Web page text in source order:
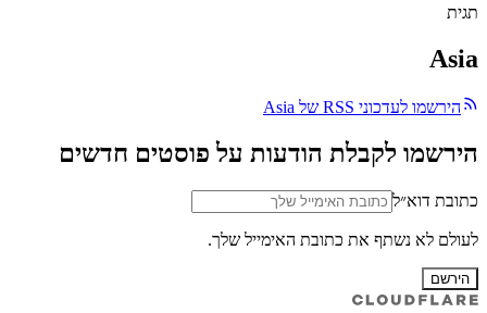
תגית
Asia
הירשמו לעדכוני RSS של Asia
הירשמו לקבלת הודעות על פוסטים חדשים
כתובת דוא״ל
לעולם לא נשתף את כתובת האימייל שלך.
הירשם